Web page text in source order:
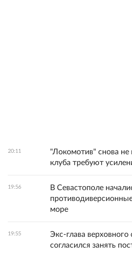
20:11
"Локомотив" снова
клуба требуют
19:56
В Севастополе
море
19:55
Экс-глава верховного
согласился занять